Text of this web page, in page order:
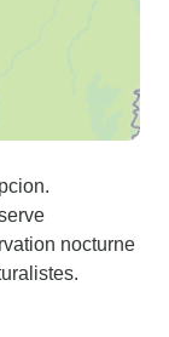
nocturne